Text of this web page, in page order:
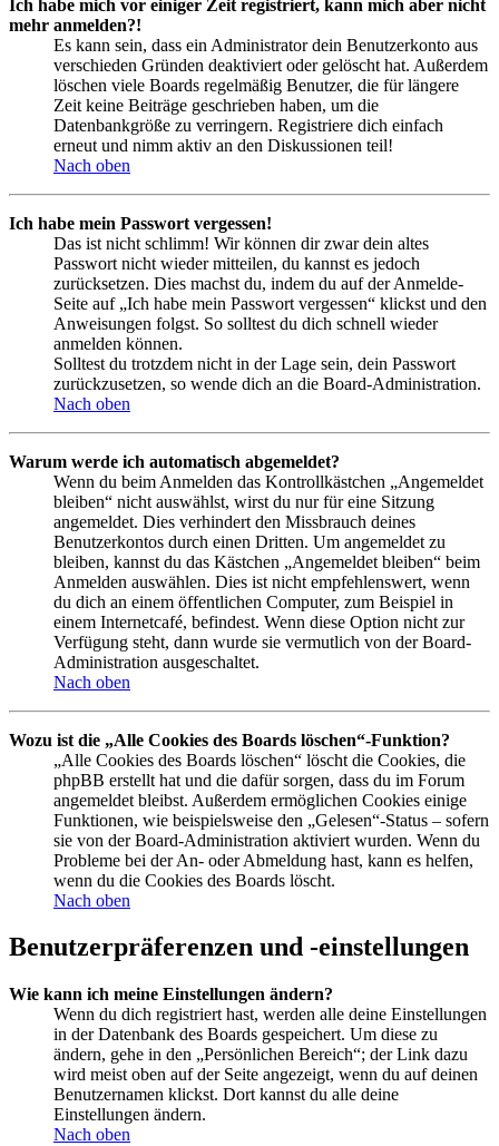
Ich habe mich vor einiger Zeit registriert, kann mich aber nicht
mehr anmelden?!
Es kann sein, dass ein Administrator dein Benutzerkonto aus
verschieden Gründen deaktiviert oder gelöscht hat. Außerdem
löschen viele Boards regelmäßig Benutzer, die für längere
Zeit keine Beiträge geschrieben haben, um die
Datenbankgröße zu verringern. Registriere dich einfach
erneut und nimm aktiv an den Diskussionen teil!
Nach oben
Ich habe mein Passwort vergessen!
Das ist nicht schlimm! Wir können dir zwar dein altes
Passwort nicht wieder mitteilen, du kannst es jedoch
zurücksetzen. Dies machst du, indem du auf der Anmelde-
Seite auf „Ich habe mein Passwort vergessen“ klickst und den
Anweisungen folgst. So solltest du dich schnell wieder
anmelden können.
Solltest du trotzdem nicht in der Lage sein, dein Passwort
zurückzusetzen, so wende dich an die Board-Administration.
Nach oben
Warum werde ich automatisch abgemeldet?
Wenn du beim Anmelden das Kontrollkästchen „Angemeldet
bleiben“ nicht auswählst, wirst du nur für eine Sitzung
angemeldet. Dies verhindert den Missbrauch deines
Benutzerkontos durch einen Dritten. Um angemeldet zu
bleiben, kannst du das Kästchen „Angemeldet bleiben“ beim
Anmelden auswählen. Dies ist nicht empfehlenswert, wenn
du dich an einem öffentlichen Computer, zum Beispiel in
einem Internetcafé, befindest. Wenn diese Option nicht zur
Verfügung steht, dann wurde sie vermutlich von der Board-
Administration ausgeschaltet.
Nach oben
Wozu ist die „Alle Cookies des Boards löschen“-Funktion?
„Alle Cookies des Boards löschen“ löscht die Cookies, die
phpBB erstellt hat und die dafür sorgen, dass du im Forum
angemeldet bleibst. Außerdem ermöglichen Cookies einige
Funktionen, wie beispielsweise den „Gelesen“-Status – sofern
sie von der Board-Administration aktiviert wurden. Wenn du
Probleme bei der An- oder Abmeldung hast, kann es helfen,
wenn du die Cookies des Boards löscht.
Nach oben
Benutzerpräferenzen und -einstellungen
Wie kann ich meine Einstellungen ändern?
Wenn du dich registriert hast, werden alle deine Einstellungen
in der Datenbank des Boards gespeichert. Um diese zu
ändern, gehe in den „Persönlichen Bereich“; der Link dazu
wird meist oben auf der Seite angezeigt, wenn du auf deinen
Benutzernamen klickst. Dort kannst du alle deine
Einstellungen ändern.
Nach oben